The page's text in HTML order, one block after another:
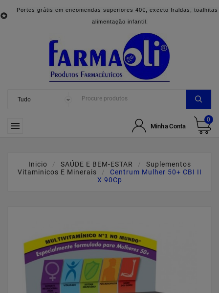

Portes grátis em encomendas superiores 40€, exceto fraldas, toalhitas
alimentação infantil.
 Minha Conta
0
Inicio SAÚDE E BEM-ESTAR
Suplementos
Vitaminicos E Minerais
Centrum Mulher 50+ CBI II
X 90Cp